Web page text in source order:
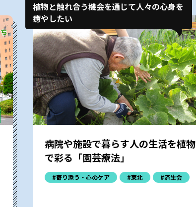
植物と触れ合う機会を通じて人々の心身を
癒やしたい
病院や施設で暮らす人の生活を植物
で彩る「園芸療法」
#寄り添う・心のケア #東北 #済生会